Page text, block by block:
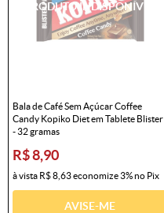
Bala de Café Sem Açúcar Coffee
Candy Kopiko Diet em Tablete Blister
- 32 gramas
R$ 8,90
à vista R$ 8,63economize3%no Pix
AVISE-ME